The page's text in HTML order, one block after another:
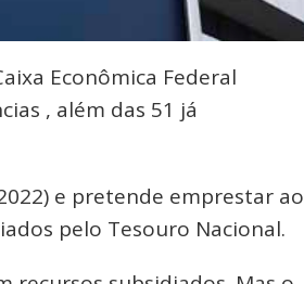
Econômica Federal
, além das 51 já
e pretende emprestar ao
pelo Tesouro Nacional.